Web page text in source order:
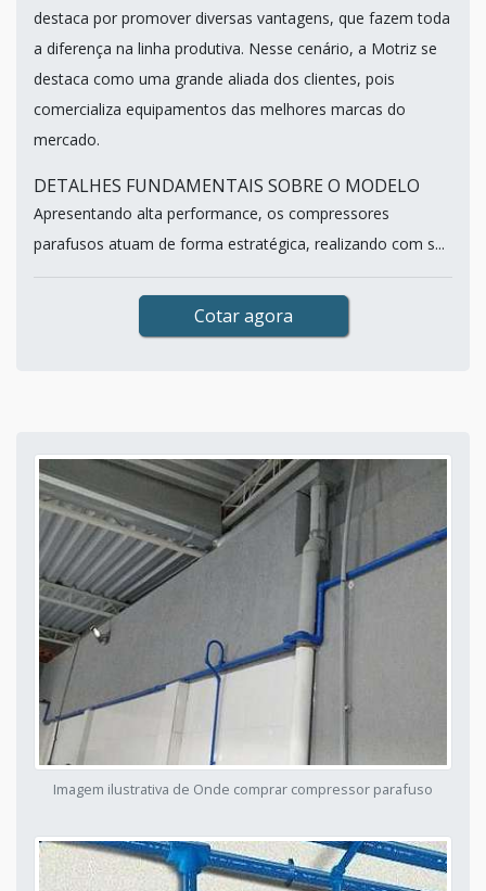
destaca por promover diversas vantagens, que fazem toda
a diferença na linha produtiva. Nesse cenário, a Motriz se
destaca como uma grande aliada dos clientes, pois
comercializa equipamentos das melhores marcas do
mercado.
DETALHES FUNDAMENTAIS SOBRE O MODELO
Apresentando alta performance, os compressores
parafusos atuam de forma estratégica, realizando com s...
Cotar agora
Imagem ilustrativa de Onde comprar compressor parafuso